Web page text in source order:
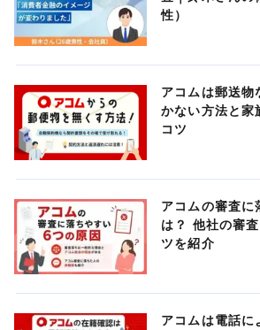
性）
アコムは郵送物
かない方法と家
コツ
アコムの審査に
は？ 他社の審
ツを紹介
アコムは電話に